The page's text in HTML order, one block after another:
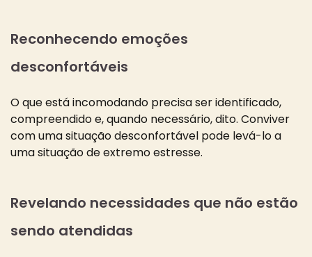
Reconhecendo emoções
desconfortáveis
O que está incomodando precisa ser identificado,
compreendido e, quando necessário, dito. Conviver
com uma situação desconfortável pode levá-lo a
uma situação de extremo estresse.
Revelando necessidades que não estão
sendo atendidas